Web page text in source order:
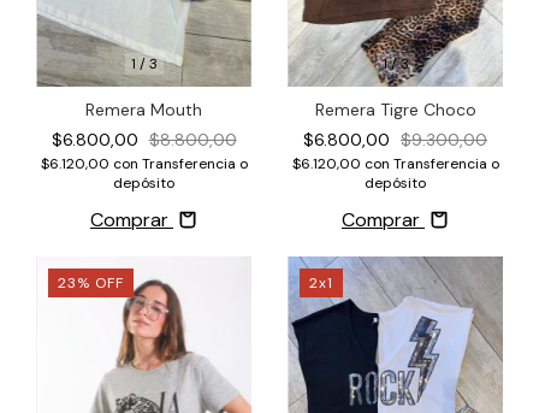
1 /3
Remera Mouth
$6.800,00 $8.800,00
$6.120,00 con Transferencia o
depósito
Comprar
1/3
Remera Tigre Choco
$6.800,00 $9.300,00
$6.120,00 con Transferencia o
depósito
Comprar
23% OFF 2x1